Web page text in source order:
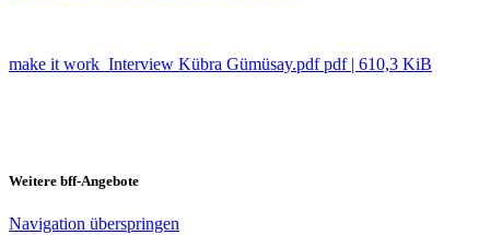
make it work_Interview Kübra Gümüsay.pdfpdf| 610,3 KiB
Weitere bff-Angebote
Navigation überspringen